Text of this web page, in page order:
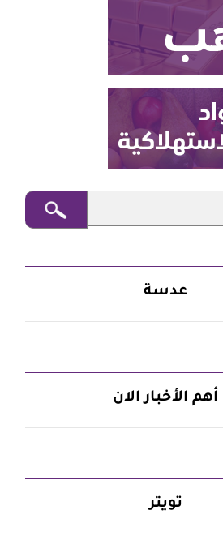
عدسة
أهم الأخبار الان
تويتر